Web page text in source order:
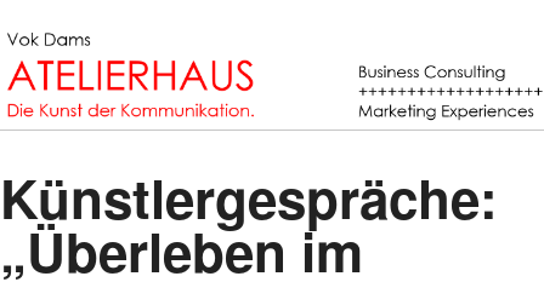
Künstlergespräche:
„Überleben im